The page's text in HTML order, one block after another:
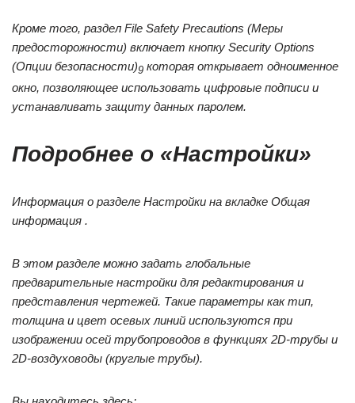
Кроме того, раздел File Safety Precautions (Меры
предосторожности) включает кнопку Security Options
(Опции безопасности)9 которая открывает одноименное
окно, позволяющее использовать цифровые подписи и
устанавливать защиту данных паролем.
Подробнее о «Настройки»
Информация о разделе Настройки на вкладке Общая
информация .
В этом разделе можно задать глобальные
предварительные настройки для редактирования и
представления чертежей. Такие параметры как тип,
толщина и цвет осевых линий используются при
изображении осей трубопроводов в функциях 2D-трубы и
2D-воздуховоды (круглые трубы).